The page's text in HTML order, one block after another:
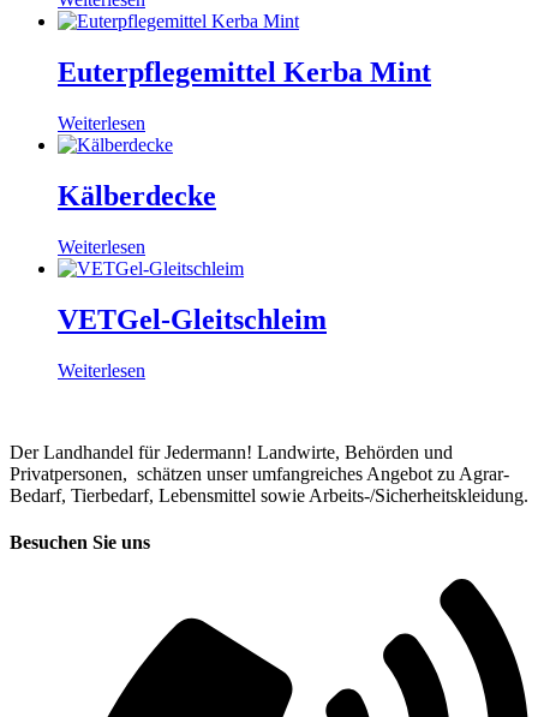
Euterpflegemittel Kerba Mint
Weiterlesen
Kälberdecke
Weiterlesen
VETGel-Gleitschleim
Weiterlesen
Der Landhandel für Jedermann! Landwirte, Behörden und
Privatpersonen, schätzen unser umfangreiches Angebot zu Agrar-
Bedarf, Tierbedarf, Lebensmittel sowie Arbeits-/Sicherheitskleidung.
Besuchen Sie uns